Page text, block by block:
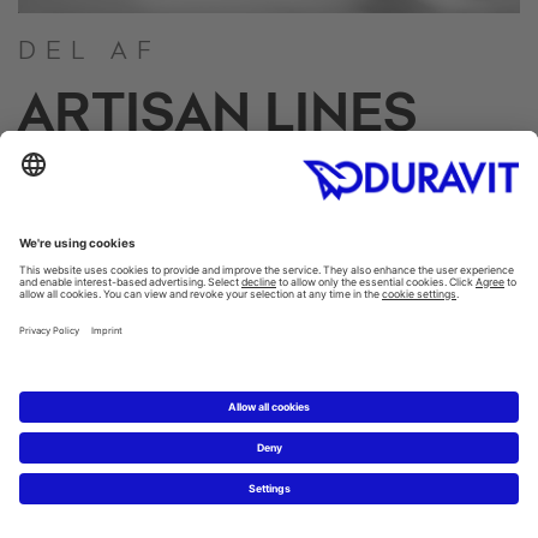
DEL AF
ARTISAN LINES
Duravit Artisan Lines står for udvalgte
af knowhow, håndværk og den højeste
præcision og dermed repræsenterer Duravits
årtiers ekspertise.
Artisan serier